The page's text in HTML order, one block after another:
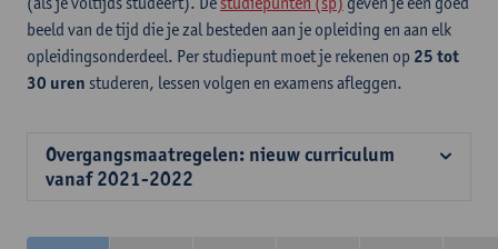
beeld van de tijd die je zal besteden aan je opleiding en aan elk
opleidingsonderdeel. Per studiepunt moet je rekenen op 25 tot
30 uren studeren, lessen volgen en examens afleggen.
Overgangsmaatregelen: nieuw curriculum
vanaf 2021-2022